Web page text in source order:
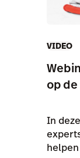
VIDEO
op
In